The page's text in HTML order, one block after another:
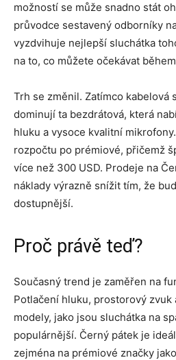
možností se může snadno stát
průvodce sestavený odborníky
vyzdvihuje nejlepší sluchátka
na to, co můžete očekávat
Trh se změnil. Zatímco kabelová
dominují ta bezdrátová, která
hluku a vysoce kvalitní
rozpočtu po prémiové, přičemž
více než 300 USD. Prodeje na
náklady výrazně snížit tím, že
dostupnější.
Proč právě teď?
Současný trend je zaměřen na
Potlačení hluku, prostorový zvuk
modely, jako jsou sluchátka na
populárnější. Černý pátek je
zejména na prémiové značky